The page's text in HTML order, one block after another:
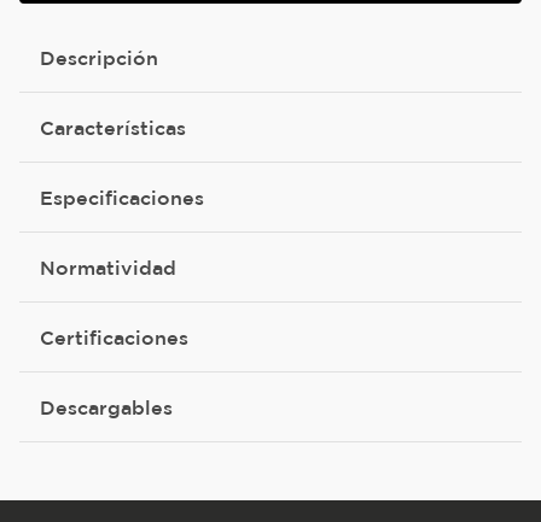
Descripción
Características
Especificaciones
Normatividad
Certificaciones
Descargables